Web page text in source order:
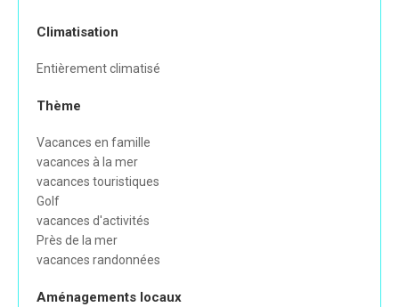
Climatisation
Entièrement climatisé
Thème
Vacances en famille
vacances à la mer
vacances touristiques
Golf
vacances d'activités
Près de la mer
vacances randonnées
Aménagements locaux